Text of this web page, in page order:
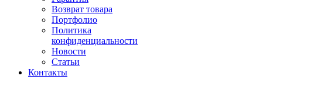
Возврат товара
Портфолио
Политика
конфиденциальности
Новости
Статьи
Контакты